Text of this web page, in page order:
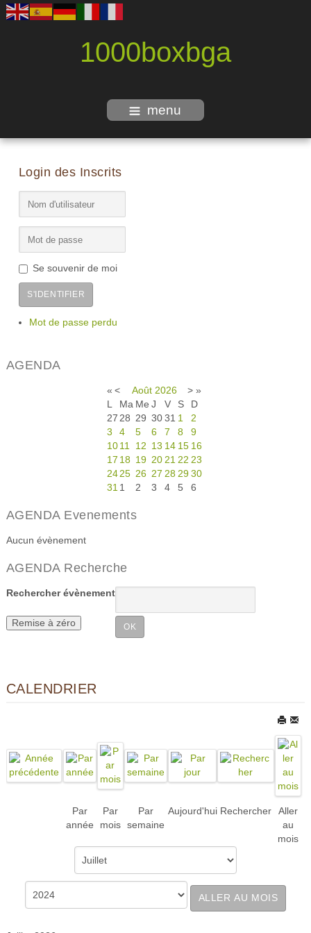
1000boxbga
menu
Login des Inscrits
Se souvenir de moi
S'IDENTIFIER
Mot de passe perdu
AGENDA
« < Août 2026 > »
L
Ma Me J V S
D
27 28 29 30 31 1
2
3
4 5 6 7 8
9
10 11 12 13 14 15 16
17 18 19 20 21 22 23
2425 26 27 28 29 30
31 1 2 3 4 5 6
AGENDA Evenements
Aucun évènement
AGENDA Recherche
Rechercher évènement
CALENDRIER
Par
année
Par
mois
Par
semaine
Aujourd'hui Rechercher
Aller
au
mois
ALLER AU MOIS